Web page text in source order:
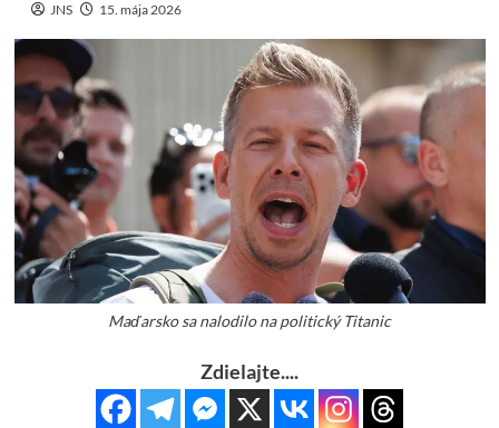
JNS 15. mája 2026
Maďarsko sa nalodilo na politický Titanic
Zdielajte....